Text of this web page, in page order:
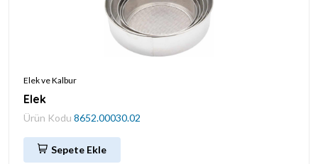
Elek ve Kalbur
Elek
Ürün Kodu 8652.00030.02
Sepete Ekle